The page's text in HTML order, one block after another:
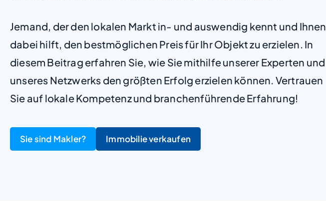
Jemand, der den lokalen Markt in- und auswendig kennt und Ihnen
dabei hilft, den bestmöglichen Preis für Ihr Objekt zu erzielen. In
diesem Beitrag erfahren Sie, wie Sie mithilfe unserer Experten und
unseres Netzwerks den größten Erfolg erzielen können. Vertrauen
Sie auf lokale Kompetenz und branchenführende Erfahrung!
Sie sind Makler? Immobilie verkaufen